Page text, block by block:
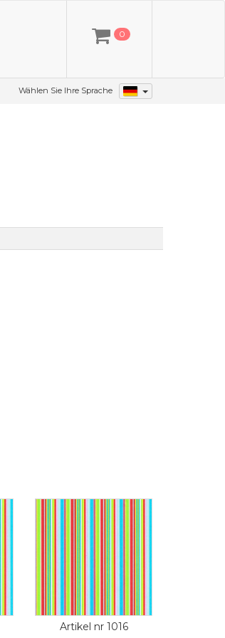
0
Wählen Sie Ihre Sprache
Artikel nr 1016